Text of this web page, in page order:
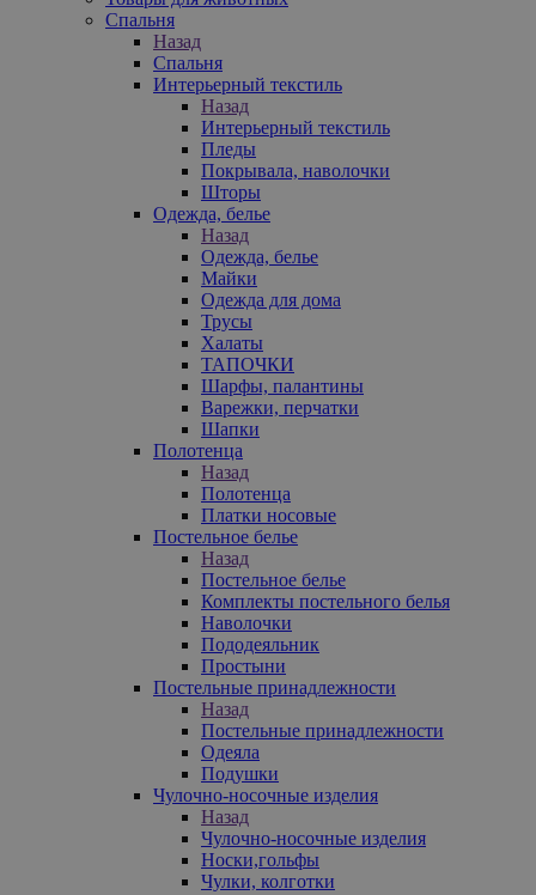
Спальня
Назад
Спальня
Интерьерный текстиль
Назад
Интерьерный текстиль
Пледы
Покрывала, наволочки
Шторы
Одежда, белье
Назад
Одежда, белье
Майки
Одежда для дома
Трусы
Халаты
ТАПОЧКИ
Шарфы, палантины
Варежки, перчатки
Шапки
Полотенца
Назад
Полотенца
Платки носовые
Постельное белье
Назад
Постельное белье
Комплекты постельного белья
Наволочки
Пододеяльник
Простыни
Постельные принадлежности
Назад
Постельные принадлежности
Одеяла
Подушки
Чулочно-носочные изделия
Назад
Чулочно-носочные изделия
Носки,гольфы
Чулки, колготки